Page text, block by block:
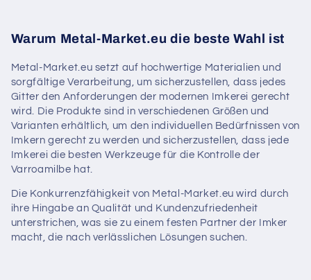
Warum Metal-Market.eu die beste Wahl ist
Metal-Market.eu setzt auf hochwertige Materialien und
sorgfältige Verarbeitung, um sicherzustellen, dass jedes
Gitter den Anforderungen der modernen Imkerei gerecht
wird. Die Produkte sind in verschiedenen Größen und
Varianten erhältlich, um den individuellen Bedürfnissen von
Imkern gerecht zu werden und sicherzustellen, dass jede
Imkerei die besten Werkzeuge für die Kontrolle der
Varroamilbe hat.
Die Konkurrenzfähigkeit von Metal-Market.eu wird durch
ihre Hingabe an Qualität und Kundenzufriedenheit
unterstrichen, was sie zu einem festen Partner der Imker
macht, die nach verlässlichen Lösungen suchen.